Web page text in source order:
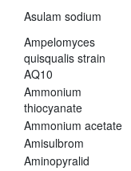
Asulam sodium
Ampelomyces
quisqualis strain
AQ10
Ammonium
thiocyanate
Ammonium acetate
Amisulbrom
Aminopyralid